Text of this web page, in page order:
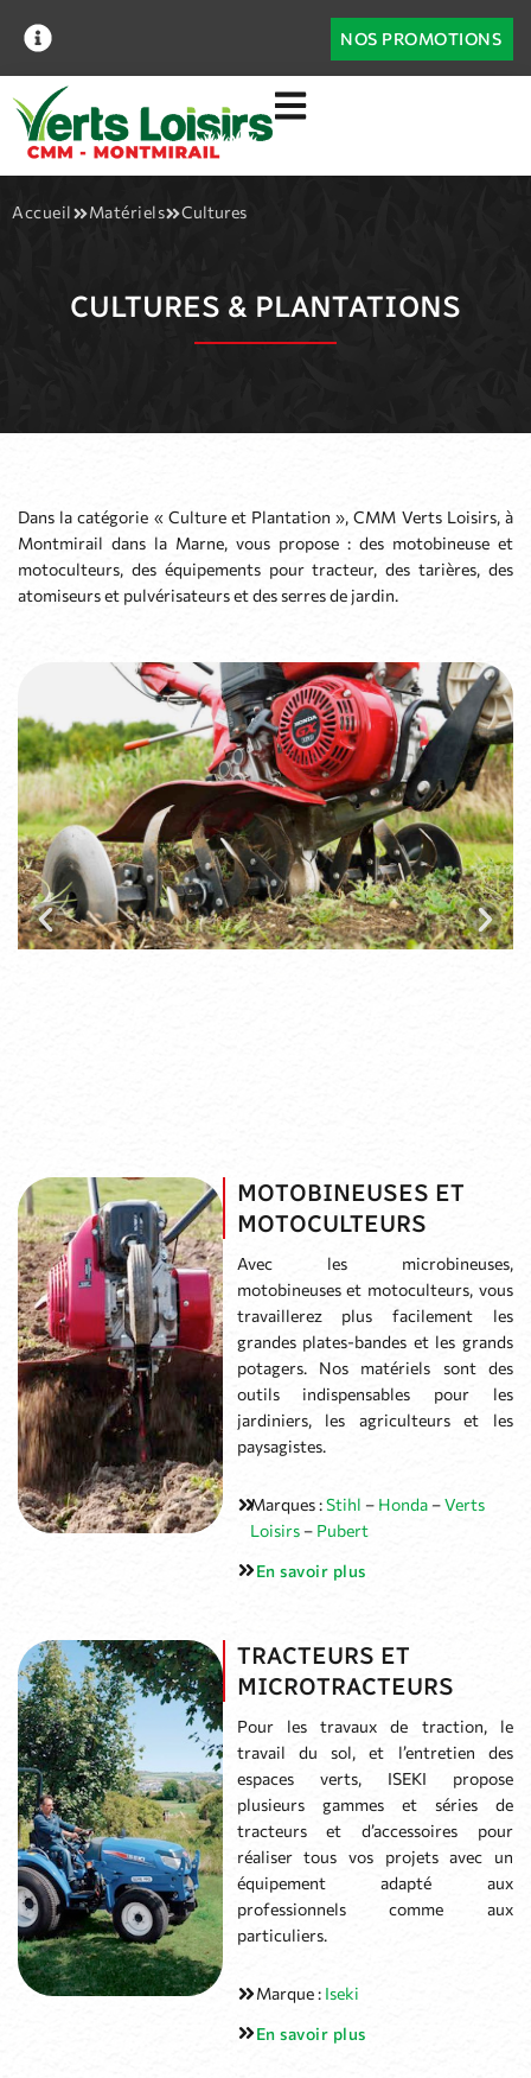
NOS PROMOTIONS
Accueil Matériels Cultures
CULTURES & PLANTATIONS
Dans la catégorie « Culture et Plantation », CMM Verts Loisirs, à
Montmirail dans la Marne, vous propose : des motobineuse et
motoculteurs, des équipements pour tracteur, des tarières, des
atomiseurs et pulvérisateurs et des serres de jardin.
MOTOBINEUSES ET
MOTOCULTEURS
Avec les microbineuses,
motobineuses et motoculteurs, vous
travaillerez plus facilement les
grandes plates-bandes et les grands
potagers. Nos matériels sont des
outils indispensables pour les
jardiniers, les agriculteurs et les
paysagistes.
Marques :Stihl – Honda –Verts
Loisirs– Pubert
En savoir plus
TRACTEURS ET
MICROTRACTEURS
Pour les travaux de traction, le
travail du sol, et l’entretien des
espaces verts, ISEKI propose
plusieurs gammes et séries de
tracteurs et d’accessoires pour
réaliser tous vos projets avec un
équipement adapté aux
professionnels comme aux
particuliers.
Marque : Iseki
En savoir plus